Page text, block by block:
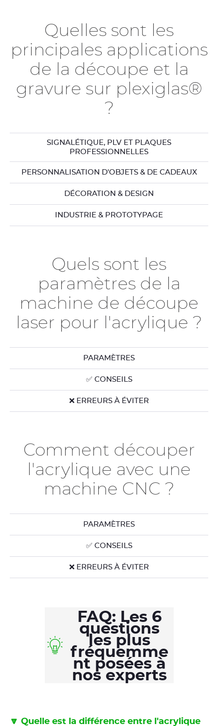
Quelles sont les
principales applications
de la découpe et la
gravure sur plexiglas®
?
SIGNALÉTIQUE, PLV ET PLAQUES
PROFESSIONNELLES
PERSONNALISATION D'OBJETS & DE CADEAUX
DÉCORATION & DESIGN
INDUSTRIE & PROTOTYPAGE
Quels sont les
paramètres de la
machine de découpe
laser pour l'acrylique ?
PARAMÈTRES
✅ CONSEILS
❌ ERREURS À ÉVITER
Comment découper
l'acrylique avec une
machine CNC ?
PARAMÈTRES
✅ CONSEILS
❌ ERREURS À ÉVITER
FAQ: Les 6
questions
les plus
fréquemme
nt posées à
nos experts
🔽 Quelle est la différence entre l'acrylique